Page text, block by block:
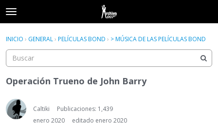
t
o
g
e
m
e
n
u
Acceder Registrarse
Actividad
Acceder Registrarse ×
INICIO › GENERAL› PELÍCULAS BOND › > MÚSICA DE LAS PELÍCULAS BOND
Operación Trueno de John Barry
Caltiki
Publicaciones: 1,439
enero 2020
editado enero 2020